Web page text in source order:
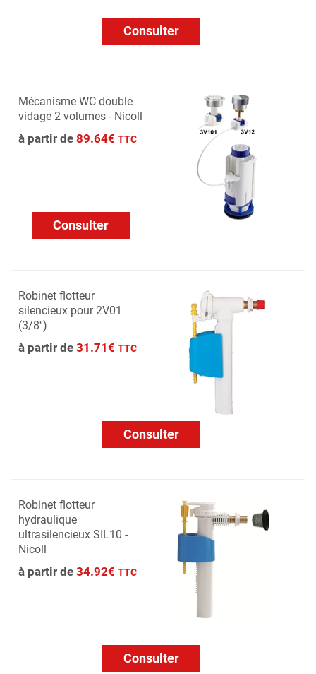
Consulter
Mécanisme WC double
vidage 2 volumes - Nicoll
à partir de 89.64€ TTC
Consulter
Robinet flotteur
silencieux pour 2V01
(3/8'')
à partir de 31.71€ TTC
Consulter
Robinet flotteur
hydraulique
ultrasilencieux SIL10 -
Nicoll
à partir de 34.92€ TTC
Consulter